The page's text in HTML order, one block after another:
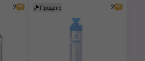
2 Продано 2